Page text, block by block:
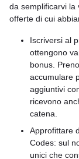
da semplificarvi la
offerte di cui
Iscriversi al
ottengono
bonus.
accumulare
aggiuntivi
ricevono
catena.
Approfittare
Codes: sul
unici che